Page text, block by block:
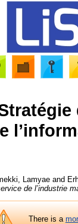
Lamyae and
de l’industrie
There is a